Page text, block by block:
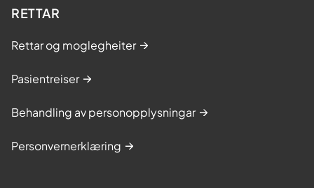
RETTAR
Rettar og moglegheiter
Pasientreiser
Behandling av personopplysningar
Personvernerklæring